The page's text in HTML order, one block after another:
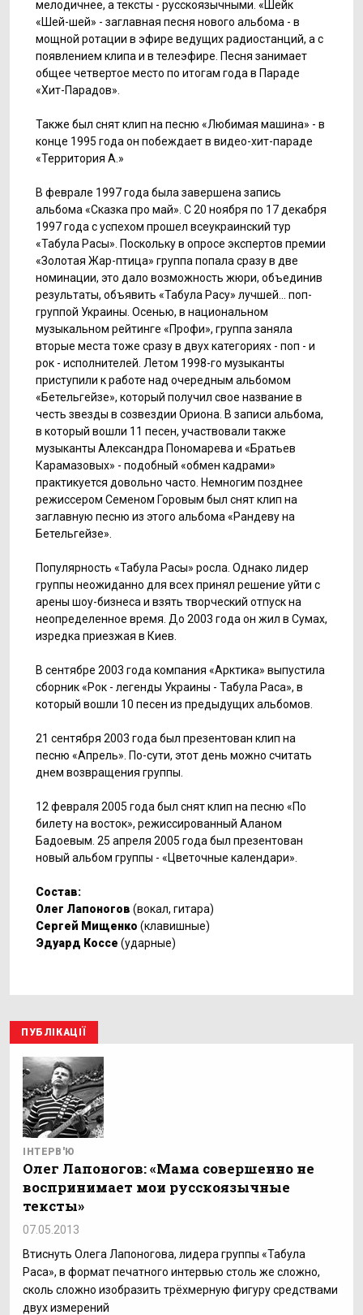
мелодичнее, а тексты - русскоязычными. «Шейк
«Шей-шей» - заглавная песня нового альбома - в
мощной ротации в эфире ведущих радиостанций, а с
появлением клипа и в телеэфире. Песня занимает
общее четвертое место по итогам года в Параде
«Хит-Парадов».
Также был снят клип на песню «Любимая машина» - в
конце 1995 года он побеждает в видео-хит-параде
«Территория А.»
В феврале 1997 года была завершена запись
альбома «Сказка про май». С 20 ноября по 17 декабря
1997 года с успехом прошел всеукраинский тур
«Табула Расы». Поскольку в опросе экспертов премии
«Золотая Жар-птица» группа попала сразу в две
номинации, это дало возможность жюри, объединив
результаты, объявить «Табула Расу» лучшей… поп-
группой Украины. Осенью, в национальном
музыкальном рейтинге «Профи», группа заняла
вторые места тоже сразу в двух категориях - поп - и
рок - исполнителей. Летом 1998-го музыканты
приступили к работе над очередным альбомом
«Бетельгейзе», который получил свое название в
честь звезды в созвездии Ориона. В записи альбома,
в который вошли 11 песен, участвовали также
музыканты Александра Пономарева и «Братьев
Карамазовых» - подобный «обмен кадрами»
практикуется довольно часто. Немногим позднее
режиссером Семеном Горовым был снят клип на
заглавную песню из этого альбома «Рандеву на
Бетельгейзе».
Популярность «Табула Расы» росла. Однако лидер
группы неожиданно для всех принял решение уйти с
арены шоу-бизнеса и взять творческий отпуск на
неопределенное время. До 2003 года он жил в Сумах,
изредка приезжая в Киев.
В сентябре 2003 года компания «Арктика» выпустила
сборник «Рок - легенды Украины - Табула Раса», в
который вошли 10 песен из предыдущих альбомов.
21 сентября 2003 года был презентован клип на
песню «Апрель». По-сути, этот день можно считать
днем возвращения группы.
12 февраля 2005 года был снят клип на песню «По
билету на восток», режиссированный Аланом
Бадоевым. 25 апреля 2005 года был презентован
новый альбом группы - «Цветочные календари».
Cостав:
Олег Лапоногов (вокал, гитара)
Сергей Мищенко (клавишные)
Эдуард Коссе (ударные)
ПУБЛІКАЦІЇ
ІНТЕРВ'Ю
Олег Лапоногов: «Мама совершенно не
воспринимает мои русскоязычные
тексты»
07.05.2013
Втиснуть Олега Лапоногова, лидера группы «Табула
Раса», в формат печатного интервью столь же сложно,
сколь сложно изобразить трёхмерную фигуру средствами
двух измерений